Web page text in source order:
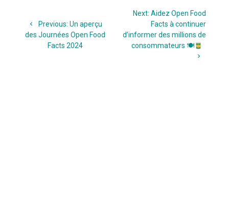
l’article
Previous: Previous
post:
Un aperçu
des Journées Open Food
Facts 2024
Next: Next
post:
Aidez Open Food
Facts à continuer
d’informer des millions de
consommateurs 🍽